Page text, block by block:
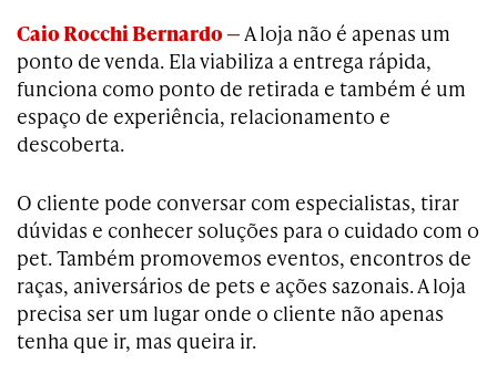
Caio Rocchi Bernardo —A loja não é apenas um
ponto de venda. Ela viabiliza a entrega rápida,
funciona como ponto de retirada e também é um
espaço de experiência, relacionamento e
descoberta.
O cliente pode conversar com especialistas, tirar
dúvidas e conhecer soluções para o cuidado com o
pet. Também promovemos eventos, encontros de
raças, aniversários de pets e ações sazonais. A loja
precisa ser um lugar onde o cliente não apenas
tenha que ir, mas queira ir.